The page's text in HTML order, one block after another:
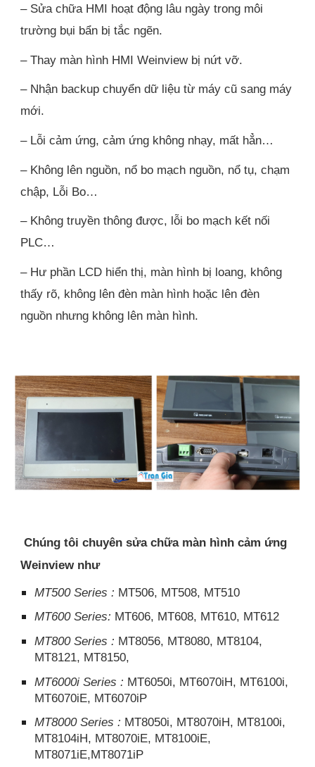
– Sửa chữa HMI hoạt động lâu ngày trong môi
trường bụi bẩn bị tắc ngẽn.
– Thay màn hình HMI Weinview bị nứt vỡ.
– Nhận backup chuyển dữ liệu từ máy cũ sang máy
mới.
– Lỗi cảm ứng, cảm ứng không nhạy, mất hẳn…
– Không lên nguồn, nổ bo mạch nguồn, nổ tụ, chạm
chập, Lỗi Bo…
– Không truyền thông được, lỗi bo mạch kết nối
PLC…
– Hư phần LCD hiển thị, màn hình bị loang, không
thấy rõ, không lên đèn màn hình hoặc lên đèn
nguồn nhưng không lên màn hình.
Chúng tôi chuyên sửa chữa màn hình cảm ứng
Weinview như
MT500 Series : MT506, MT508, MT510
MT600 Series: MT606, MT608, MT610, MT612
MT800 Series : MT8056, MT8080, MT8104,
MT8121, MT8150,
MT6000i Series : MT6050i, MT6070iH, MT6100i,
MT6070iE, MT6070iP
MT8000 Series : MT8050i, MT8070iH, MT8100i,
MT8104iH, MT8070iE, MT8100iE,
MT8071iE,MT8071iP